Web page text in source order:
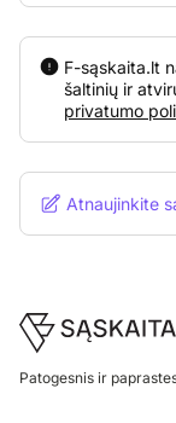
F-sąskaita.lt
šaltinių ir
privatumo
Atnaujinkite
Footer
Patogesnis ir